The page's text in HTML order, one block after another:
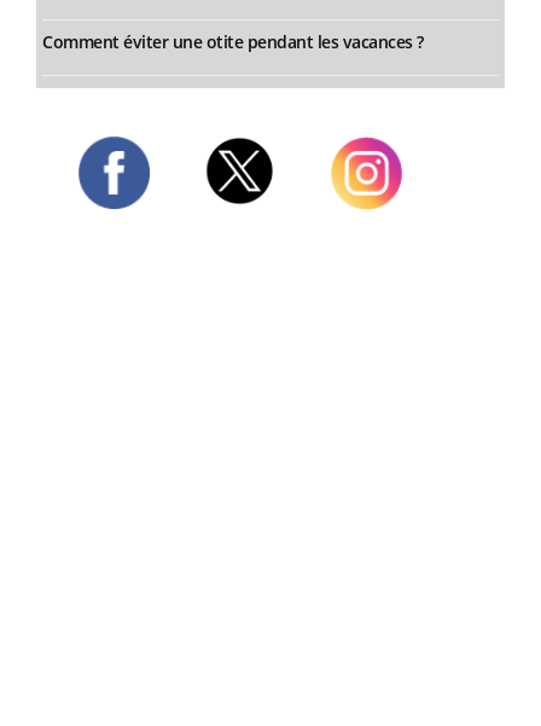
Comment éviter une otite pendant les vacances ?